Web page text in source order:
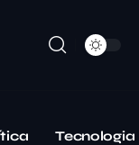
Tecnologia